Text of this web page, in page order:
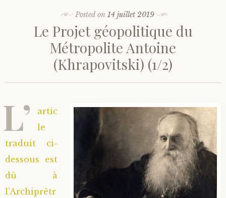
Posted on 14 juillet 2019
Le Projet géopolitique du
Métropolite Antoine
(Khrapovitski) (1/2)
L’
artic
le
traduit ci-
dessous est
dû à
l’Archiprêtr